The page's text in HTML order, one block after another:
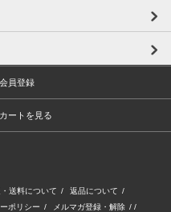
会員登録
カートを見る
送料について / 返品について /
ポリシー / メルマガ登録・解除 / /